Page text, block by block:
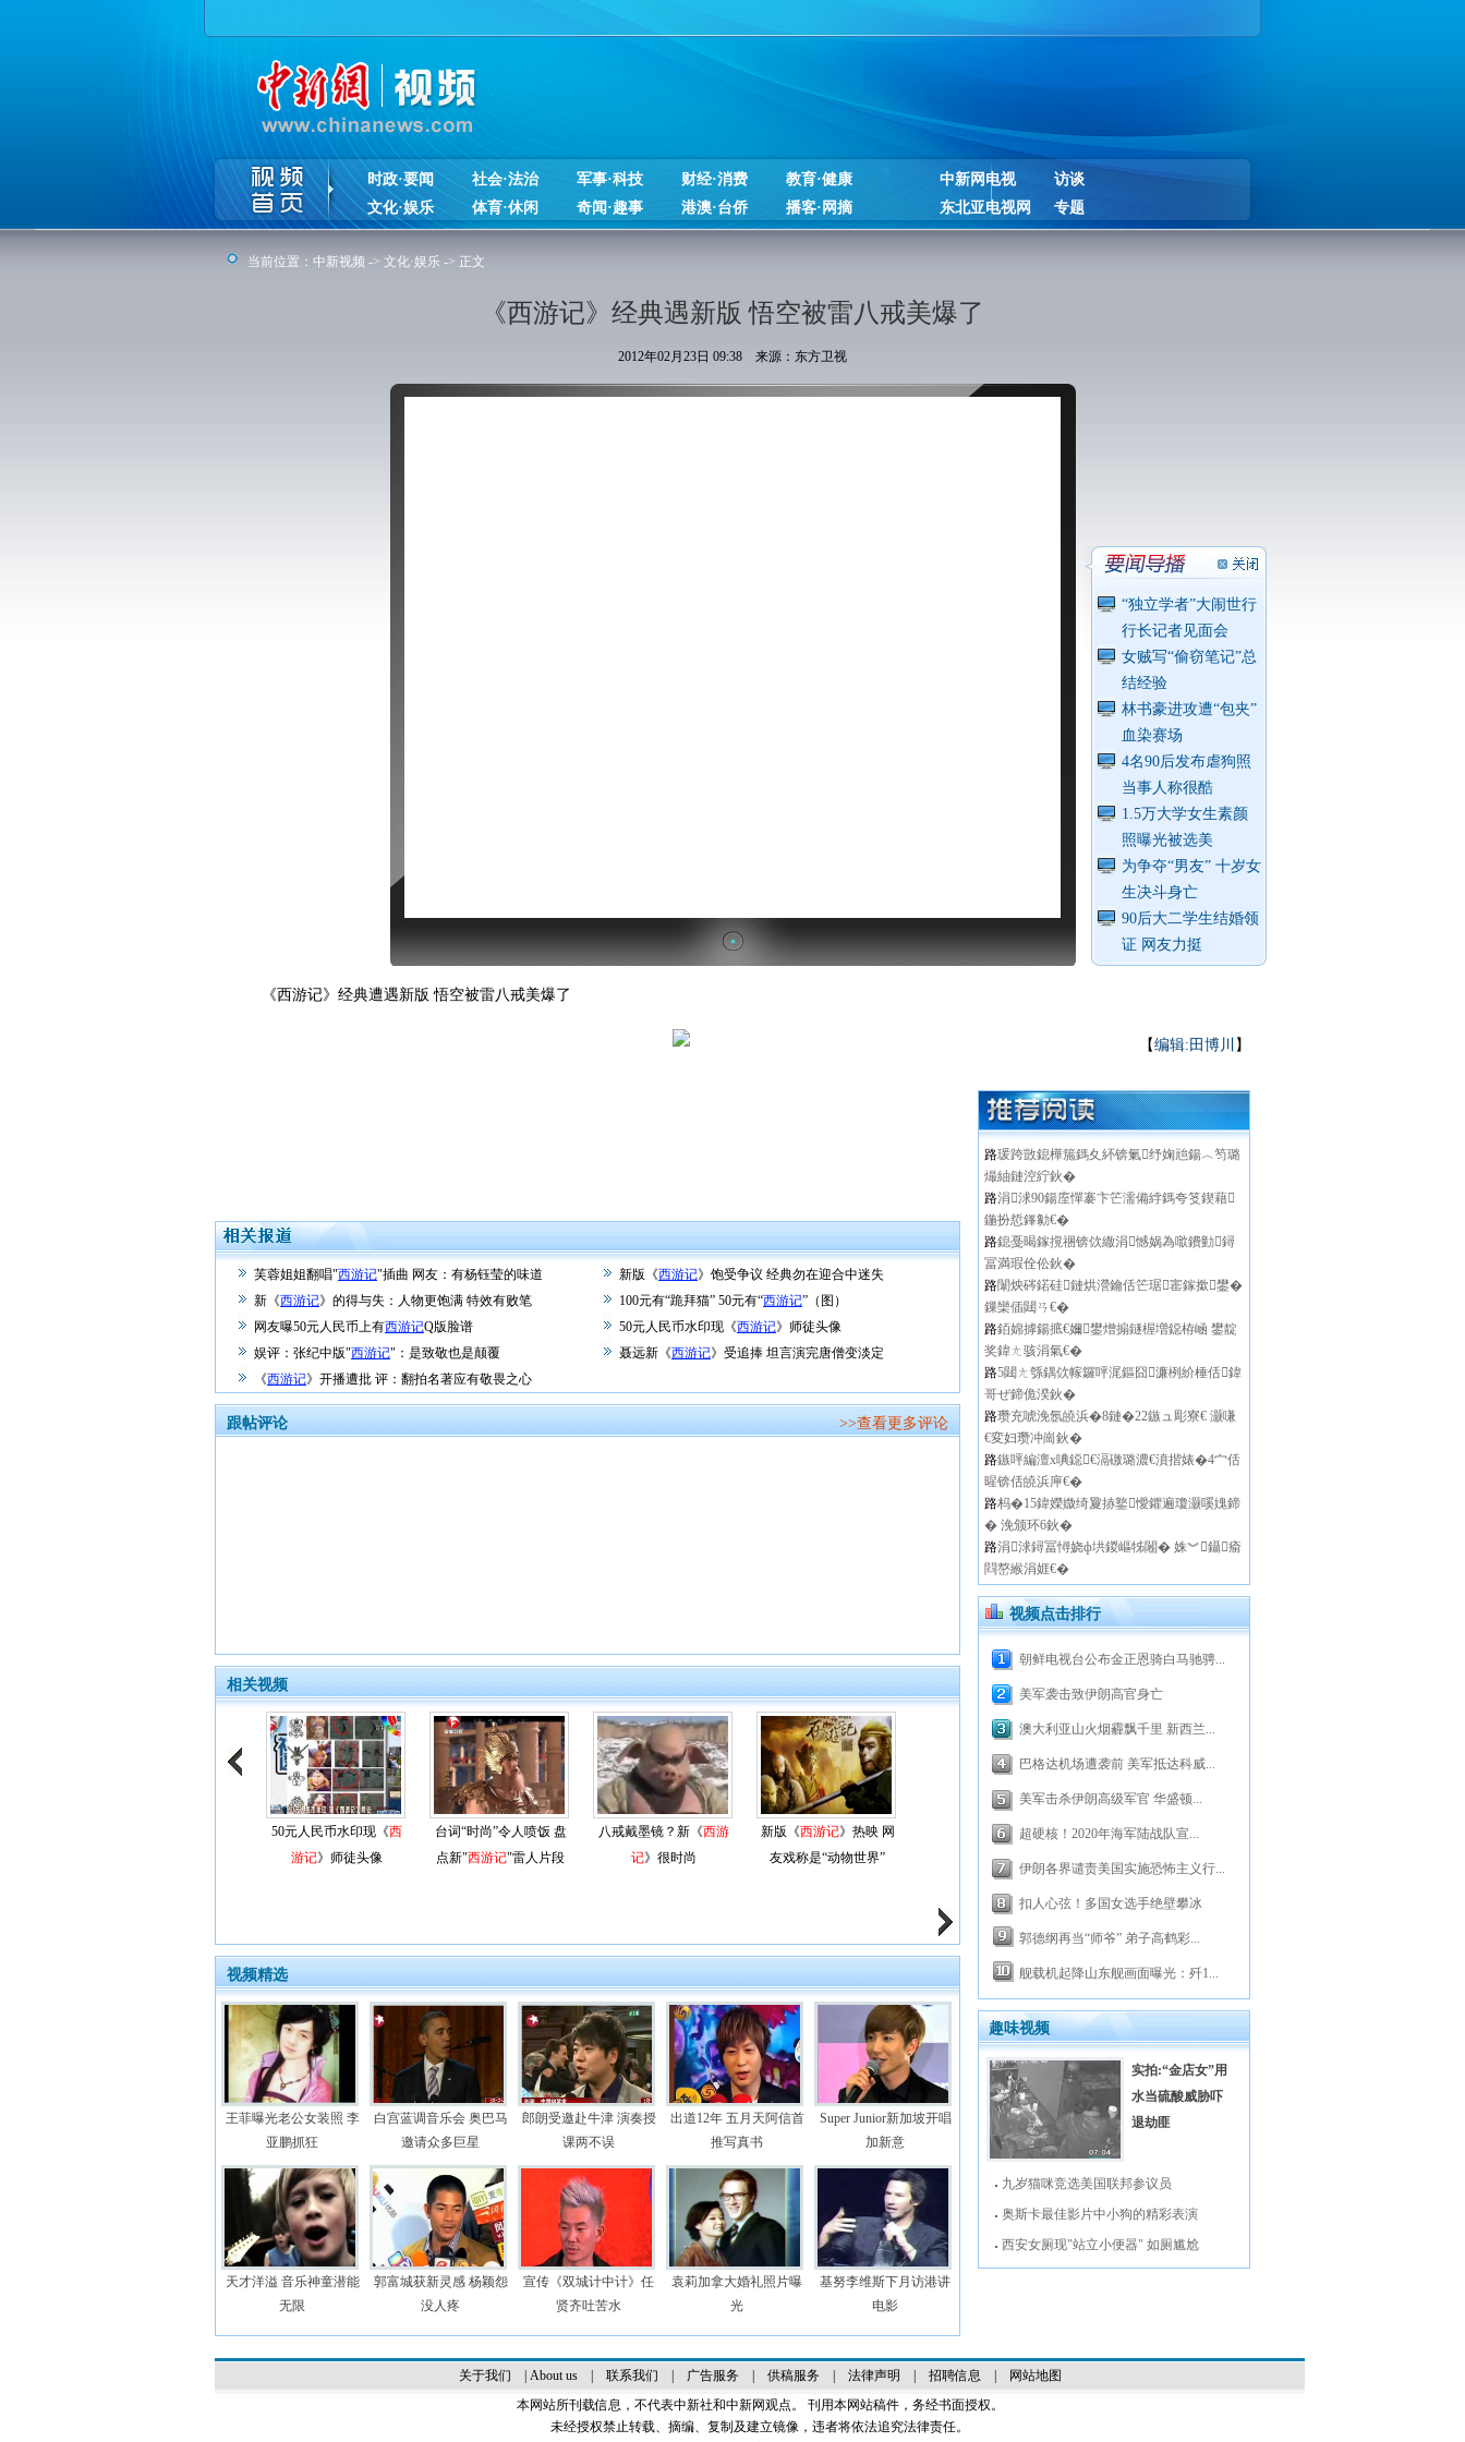
时政·要闻 社会·法治 军事·科技 财经·消费
教育·健康
文化·娱乐
体育·休闲 奇闻·趣事 港澳·台侨 播客·网摘
中新网电视
访谈
东北亚电视网
专题
当前位置： 中新视频 -> 文化·娱乐 -> 正文
《西游记》经典遇新版 悟空被雷八戒美爆了
2012年02月23日 09:38 来源：东方卫视
“独立学者”大闹世行
行长记者见面会
女贼写“偷窃笔记”总
结经验
林书豪进攻遭“包夹”
血染赛场
4名90后发布虐狗照
当事人称很酷
1.5万大学女生素颜
照曝光被选美
为争夺“男友” 十岁女
生决斗身亡
90后大二学生结婚领
证 网友力挺
《西游记》经典遭遇新版 悟空被雷八戒美爆了
【编辑:田博川 】
芙蓉姐姐翻唱"西游记"插曲 网友：有杨钰莹的味道 新版《西游记》饱受争议 经典勿在迎合中迷失
新《西游记》的得与失：人物更饱满 特效有败笔 100元有“跪拜猫” 50元有“西游记”（图）
网友曝50元人民币上有西游记Q版脸谱 50元人民币水印现《西游记》师徒头像
娱评：张纪中版"西游记"：是致敬也是颠覆 聂远新《西游记》受追捧 坦言演完唐僧变淡定
《西游记》开播遭批 评：翻拍名著应有敬畏之心
跟帖评论 >>查看更多评论
相关视频
50元人民币水印现《西
游记》师徒头像
台词“时尚”令人喷饭 盘
点新"西游记"雷人片段
八戒戴墨镜？新《西游
记》很时尚
新版《西游记》热映 网
友戏称是“动物世界”
视频精选
王菲曝光老公女装照 李
亚鹏抓狂
白宫蓝调音乐会 奥巴马
邀请众多巨星
郎朗受邀赴牛津 演奏授
课两不误
出道12年 五月天阿信首
推写真书
Super Junior新加坡开唱
加新意
天才洋溢 音乐神童潜能
无限
郭富城获新灵感 杨颖怨
没人疼
宣传《双城计中计》任
贤齐吐苦水
袁莉加拿大婚礼照片曝
光
基努李维斯下月访港讲
电影
路瑗跨敳鎴樺箷鎷夊紑锛氭纾婅兘鍚︿笉璐
熶紬鏈涳紵鈥�
路涓浗90鍚庢憚褰卞笀濡備綍鎷夸笅鍥藉
鍦扮悊鎽勨€�
路鎴戞暍鎵撹祵锛佽繖涓憾娲為噷鐨勭鐞
冨満瑕佺伀鈥�
路闈炴硶鍩硅鏈烘瀯鑰佸笀琚寚鎵撳鐢�
鏁欒偛閮ㄢ€�
路銆婂摢鍚掋€嬭鐢熷搧鐩楃増鐚栫崡 鐢靛
奖鍏ㄤ骇涓氣€�
路5閮ㄤ綔鍝佽幏鑼呯浘鏂囧濂栵紒棰佸鍏
哥ぜ鍗佹湀鈥�
路瓒充唬浼氬皢浜�8鏈�22鏃ュ彫寮€ 灏嗛
€変妇瓒冲崗鈥�
路鏃呯編澶х唺鐚€滆礉璐濃€濆揩婊�4宀佸
暒锛佸皢浜庘€�
路杩�15鍏嬫媺绮夐捇鐜懓鑺遍瓊灏嗘媿鍗
� 浼颁环6鈥�
路涓浗鐞冨憳娆ф垬鍐嶇牬闂� 姝︾鑷瘉
閰嶅緱涓娾€�
视频点击排行
朝鲜电视台公布金正恩骑白马驰骋...
美军袭击致伊朗高官身亡
澳大利亚山火烟霾飘千里 新西兰...
巴格达机场遭袭前 美军抵达科威...
美军击杀伊朗高级军官 华盛顿...
超硬核！2020年海军陆战队宣...
伊朗各界谴责美国实施恐怖主义行...
扣人心弦！多国女选手绝壁攀冰
郭德纲再当“师爷” 弟子高鹤彩...
舰载机起降山东舰画面曝光：歼1...
趣味视频
实拍:“金店女”用
水当硫酸威胁吓
退劫匪
九岁猫咪竞选美国联邦参议员
奥斯卡最佳影片中小狗的精彩表演
西安女厕现"站立小便器" 如厕尴尬
关于我们 About us| 联系我们 广告服务| 供稿服务| 法律声明 招聘信息
网站地图
本网站所刊载信息，不代表中新社和中新网观点。 刊用本网站稿件，务经书面授权。
未经授权禁止转载、摘编、复制及建立镜像，违者将依法追究法律责任。